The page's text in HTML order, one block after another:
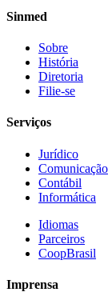
Sinmed
Sobre
História
Diretoria
Filie-se
Serviços
Jurídico
Comunicação
Contábil
Informática
Idiomas
Parceiros
CoopBrasil
Imprensa